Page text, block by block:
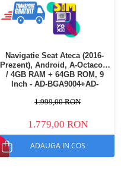
Navigatie Seat Ateca (2016-
Prezent), Android, A-Octacore
/ 4GB RAM + 64GB ROM, 9
Inch - AD-BGA9004+AD-
1.999,00 RON
1.779,00 RON
ADAUGA IN COS